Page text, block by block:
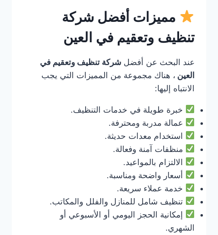
مميزات أفضل شركة
تنظيف وتعقيم في العين
عند البحث عن أفضل شركة تنظيف وتعقيم في
العين ، هناك مجموعة من المميزات التي يجب
الانتباه إليها:
خبرة طويلة في خدمات التنظيف.
عمالة مدربة ومحترفة.
استخدام معدات حديثة.
منظفات آمنة وفعالة.
الالتزام بالمواعيد.
أسعار واضحة ومناسبة.
خدمة عملاء سريعة.
تنظيف شامل للمنازل والفلل والمكاتب.
إمكانية الحجز اليومي أو الأسبوعي أو
الشهري.